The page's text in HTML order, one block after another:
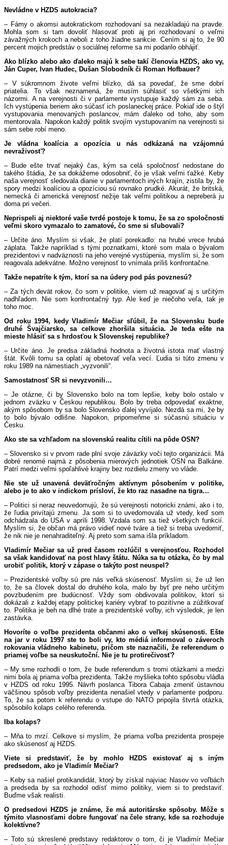
Nevládne v HZDS autokracia?
– Fámy o akomsi autokratickom rozhodovaní sa nezakladajú na pravde.
Mohla som si tam dovoliť hlasovať proti aj pri rozhodovaní o veľmi
závažných krokoch a neboli z toho žiadne sankcie. Cením si aj to, že 90
percent mojich predstáv o sociálnej reforme sa mi podarilo obhájiť.
Ako blízko alebo ako ďaleko majú k sebe takí členovia HZDS, ako vy,
Ján Cuper, Ivan Hudec, Dušan Slobodník či Roman Hofbauer?
– V súkromnom živote veľmi blízko, dá sa povedať, že sme dobrí
priatelia. To však neznamená, že musím súhlasiť so všetkými ich
názormi. A na verejnosti či v parlamente vystupuje každý sám za seba.
Ich vystúpenia beriem ako súčasť ich poslaneckej práce. Pokiaľ ide o štýl
vystupovania menovaných poslancov, mám ďaleko od toho, aby som
mentorovala. Napokon každý politik svojím vystupovaním na verejnosti si
sám sebe robí meno.
Je vládna koalícia a opozícia u nás odkázaná na vzájomnú
nevraživosť?
– Bude ešte trvať nejaký čas, kým sa celá spoločnosť nedostane do
takého štádia, že sa dokážeme odosobniť, čo je však veľmi ťažké. Keby
naša verejnosť sledovala dianie v parlamentoch iných krajín, zistila by, že
spory medzi koalíciou a opozíciou sú rovnako prudké. Akurát, že britská,
nemecká či americká verejnosť nežije tak veľmi politikou a nepreberá ju
doma pri večeri.
Neprispeli aj niektoré vaše tvrdé postoje k tomu, že sa zo spoločnosti
veľmi skoro vymazalo to zamatové, čo sme si sľubovali?
– Určite áno. Myslím si však, že platí porekadlo: na hrubé vrece hrubá
záplata. Takže napríklad s tými poznatkami, ktoré som mala o bývalom
prezidentovi v nadväznosti na jeho verejné vystúpenia, myslím si, že som
reagovala adekvátne. Možno verejnosť to vnímala príliš konfrontačne.
Takže nepatríte k tým, ktorí sa na údery pod pás povznesú?
– Za tých devät rokov, čo som v politike, viem už reagovať aj s určitým
nadhľadom. Nie som konfrontačný typ. Ale keď je niečoho veľa, tak je
toho moc.
Od roku 1994, kedy Vladimír Mečiar sľúbil, že na Slovensku bude
druhé Švajčiarsko, sa celkove zhoršila situácia. Je teda ešte na
mieste hlásiť sa s hrdosťou k Slovenskej republike?
– Určite áno. Je predsa základná hodnota a životná istota mať vlastný
štát. Kvôli tomu sa oplatí aj obetovať veľa vecí. Ľudia si túto zmenu v
roku 1989 na námestiach „vyzvonili“.
Samostatnosť SR si nevyzvonili…
– Je otázne, či by Slovensko bolo na tom lepšie, keby bolo ostalo v
jednom zväzku v Českou republikou. Bolo by treba odpovedať exaktne,
akým spôsobom by sa bolo Slovensko ďalej vyvíjalo. Nezdá sa mi, že by
to bolo bývalo odlišne. Napokon, pripomeňme si súčasnú situáciu v
Česku.
Ako ste sa vzhľadom na slovenskú realitu cítili na pôde OSN?
– Slovensko si v prvom rade plní svoje záväzky voči tejto organizácii. Má
dobré renomé najmä z pôsobenia mierových jednotiek OSN na Balkáne.
Patrí medzi veľmi spoľahlivé krajiny bez rozdielu zmeny vo vláde.
Nie ste už unavená deväťročným aktívnym pôsobením v politike,
alebo je to ako v indickom prísloví, že kto raz nasadne na tigra…
– Politici si neraz neuvedomujú, že sú verejnosti notoricki známi, ako i to,
že ľudia privítajú zmenu. Ja som si to uvedomovala už vtedy, keď som
odchádzala do USA v apríli 1998. Vzdala som sa tiež všetkých funkcií.
Myslím si, že občan má právo vidieť nové tváre a tiež si treba uvedomiť,
že nik nie je nenahraditeľný. Aj preto som sama išla príkladom.
Vladimír Mečiar sa už pred časom rozlúčil s verejnosťou. Rozhodol
sa však kandidovať na post hlavy štátu. Núka sa tu otázka, čo by mal
urobiť politik, ktorý v zápase o takýto post neuspel?
– Prezidentské voľby sú pre nás veľká skúsenosť. Myslím si, že už len
to, že sa človek dostal do druhého kola, malo by byť pre neho určitým
povzbudením pre budúcnosť. Vždy som obdivovala politikov, ktorí si
dokázali z každej etapy politickej kariéry vybrať to pozitívne a zúžitkovať
to. Politika je beh na dlhé trate a prezidentské voľby, ich výsledok, je len
zastávka.
Hovoríte o voľbe prezidenta občanmi ako o veľkej skúsenosti. Ešte
na jar v roku 1997 ste to boli vy, kto médiá informoval o záveroch
rokovania vládneho kabinetu, pričom ste naznačili, že referendum o
priamej voľbe sa neuskutoční. Nie je tu protirečivosť?
– My sme rozhodli o tom, že bude referendum s tromi otázkami a medzi
nimi bola aj priama voľba prezidenta. Takže myšlieka tohto spôsobu vládla
v HZDS od roku 1995. Návrh poslanca Tibora Cabaja zmeniť ústavnou
väčšinou spôsob voľby prezidenta nenašiel vtedy v parlamente podporu.
To, že sa potom k referendu o vstupe do NATO pripojila štvrtá otázka,
spôsobilo kolaps celého referenda.
Iba kolaps?
– Mňa to mrzí. Celkove si myslím, že priama voľba prezidenta prospeje
ako skúsenosť aj HZDS.
Viete si predstaviť, že by mohlo HZDS existovať aj s iným
predsedom, ako je Vladimír Mečiar?
– Keby sa našiel protikandidát, ktorý by získal najviac hlasov vo voľbách
a predseda by sa rozhodol odísť mimo politiky, viem si to predstaviť.
Buďme však realisti.
O predsedovi HZDS je známe, že má autoritárske spôsoby. Môže s
týmito vlasnosťami dobre fungovať na čele strany, kde sa rozhoduje
kolektívne?
– Toto sú skreslené predstavy redaktorov o tom, či je Vladimír Mečiar